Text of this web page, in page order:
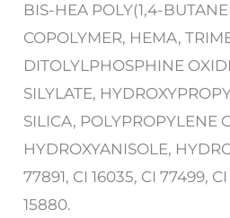
BIS-HEA POLY(1,4-
COPOLYMER, HEMA,
DITOLYLPHOSPHINE
SILYLATE,
SILICA, POLYPROPYLENE
HYDROXYANISOLE,
77891, CI 16035, CI 77499,
15880.